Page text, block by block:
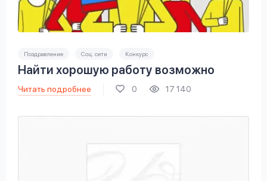
Поздравление Соц. сети Конкурс
Найти хорошую работу возможно
Читать подробнее 0 17 140